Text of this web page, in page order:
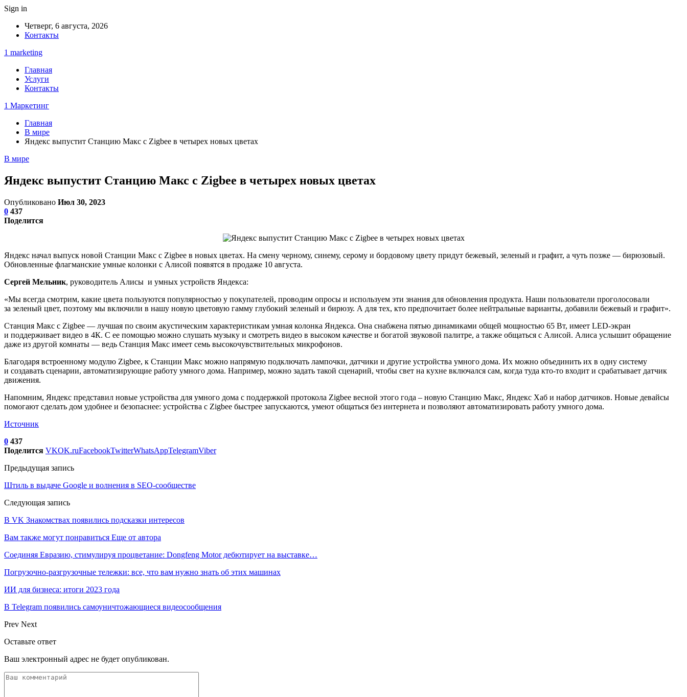
Sign in
Четверг, 6 августа, 2026
Контакты
1 marketing
Главная
Услуги
Контакты
1 Маркетинг
Главная
В мире
Яндекс выпустит Станцию Макс с Zigbee в четырех новых цветах
В мире
Яндекс выпустит Станцию Макс с Zigbee в четырех новых цветах
Опубликовано Июл 30, 2023
0 437
Поделится
Яндекс начал выпуск новой Станции Макс с Zigbee в новых цветах. На смену черному, синему, серому и бордовому цвету придут бежевый, зеленый и графит, а чуть позже — бирюзовый.
Обновленные флагманские умные колонки с Алисой появятся в продаже 10 августа.
Сергей Мельник, руководитель Алисы и умных устройств Яндекса:
«Мы всегда смотрим, какие цвета пользуются популярностью у покупателей, проводим опросы и используем эти знания для обновления продукта. Наши пользователи проголосовали
за зеленый цвет, поэтому мы включили в нашу новую цветовую гамму глубокий зеленый и бирюзу. А для тех, кто предпочитает более нейтральные варианты, добавили бежевый и графит».
Станция Макс с Zigbee — лучшая по своим акустическим характеристикам умная колонка Яндекса. Она снабжена пятью динамиками общей мощностью 65 Вт, имеет LED-экран
и поддерживает видео в 4К. С ее помощью можно слушать музыку и смотреть видео в высоком качестве и богатой звуковой палитре, а также общаться с Алисой. Алиса услышит обращение
даже из другой комнаты — ведь Станция Макс имеет семь высокочувствительных микрофонов.
Благодаря встроенному модулю Zigbee, к Станции Макс можно напрямую подключать лампочки, датчики и другие устройства умного дома. Их можно объединить их в одну систему
и создавать сценарии, автоматизирующие работу умного дома. Например, можно задать такой сценарий, чтобы свет на кухне включался сам, когда туда кто-то входит и срабатывает датчик
движения.
Напомним, Яндекс представил новые устройства для умного дома с поддержкой протокола Zigbee весной этого года – новую Станцию Макс, Яндекс Хаб и набор датчиков. Новые девайсы
помогают сделать дом удобнее и безопаснее: устройства с Zigbee быстрее запускаются, умеют общаться без интернета и позволяют автоматизировать работу умного дома.
Источник
0 437
Поделится VKOK.ruFacebookTwitterWhatsAppTelegramViber
Предыдущая запись
Штиль в выдаче Google и волнения в SEO-сообществе
Следующая запись
В VK Знакомствах появились подсказки интересов
Вам также могут понравиться Еще от автора
Соединяя Евразию, стимулируя процветание: Dongfeng Motor дебютирует на выставке…
Погрузочно-разгрузочные тележки: все, что вам нужно знать об этих машинах
ИИ для бизнеса: итоги 2023 года
В Telegram появились самоуничтожающиеся видеосообщения
Prev Next
Оставьте ответ
Ваш электронный адрес не будет опубликован.